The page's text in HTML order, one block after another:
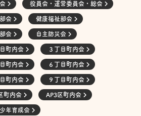
役員会・運営委員会・総会
会 健康福祉部会
会 自主防災会
町内会 ３丁目町内会
町内会 ６丁目町内会
町内会 ９丁目町内会
町内会 AP3区町内会
年育成会